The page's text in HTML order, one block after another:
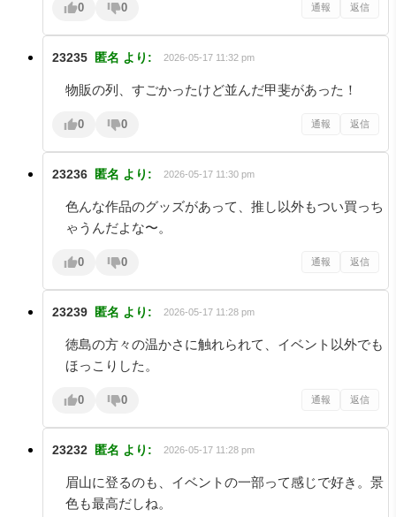
0 0 通報 返信
23235 匿名 より: 2026-05-17 11:32 pm
物販の列、すごかったけど並んだ甲斐があった！
0 0 通報 返信
23236 匿名 より: 2026-05-17 11:30 pm
色んな作品のグッズがあって、推し以外もつい買っち
ゃうんだよな〜。
0 0 通報 返信
23239 匿名 より: 2026-05-17 11:28 pm
徳島の方々の温かさに触れられて、イベント以外でも
ほっこりした。
0 0 通報 返信
23232 匿名 より: 2026-05-17 11:28 pm
眉山に登るのも、イベントの一部って感じで好き。景
色も最高だしね。